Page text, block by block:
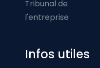
Tribunal de
l'entreprise
Infos utiles